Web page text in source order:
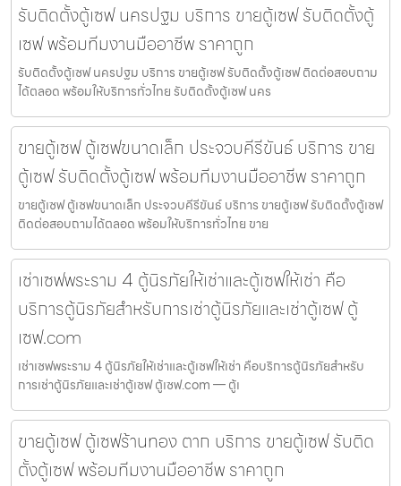
รับติดตั้งตู้เซฟ นครปฐม บริการ ขายตู้เซฟ รับติดตั้งตู้
เซฟ พร้อมทีมงานมืออาชีพ ราคาถูก
รับติดตั้งตู้เซฟ นครปฐม บริการ ขายตู้เซฟ รับติดตั้งตู้เซฟ ติดต่อสอบถาม
ได้ตลอด พร้อมให้บริการทั่วไทย รับติดตั้งตู้เซฟ นคร
ขายตู้เซฟ ตู้เซฟขนาดเล็ก ประจวบคีรีขันธ์ บริการ ขาย
ตู้เซฟ รับติดตั้งตู้เซฟ พร้อมทีมงานมืออาชีพ ราคาถูก
ขายตู้เซฟ ตู้เซฟขนาดเล็ก ประจวบคีรีขันธ์ บริการ ขายตู้เซฟ รับติดตั้งตู้เซฟ
ติดต่อสอบถามได้ตลอด พร้อมให้บริการทั่วไทย ขาย
เช่าเซฟพระราม 4 ตู้นิรภัยให้เช่าและตู้เซฟให้เช่า คือ
บริการตู้นิรภัยสำหรับการเช่าตู้นิรภัยและเช่าตู้เซฟ ตู้
เซฟ.com
เช่าเซฟพระราม 4 ตู้นิรภัยให้เช่าและตู้เซฟให้เช่า คือบริการตู้นิรภัยสำหรับ
การเช่าตู้นิรภัยและเช่าตู้เซฟ ตู้เซฟ.com — ตู้เ
ขายตู้เซฟ ตู้เซฟร้านทอง ตาก บริการ ขายตู้เซฟ รับติด
ตั้งตู้เซฟ พร้อมทีมงานมืออาชีพ ราคาถูก